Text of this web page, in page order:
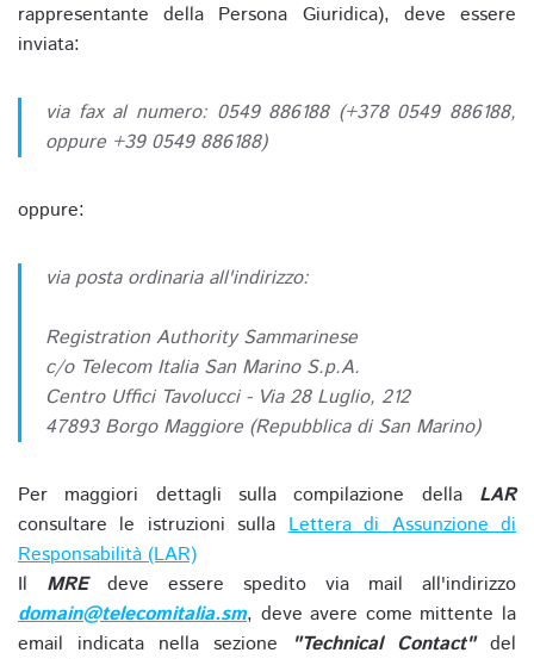
rappresentante della Persona Giuridica), deve essere
inviata:
via fax al numero: 0549 886188 (+378 0549 886188,
oppure +39 0549 886188)
oppure:
via posta ordinaria all'indirizzo:
Registration Authority Sammarinese
c/o Telecom Italia San Marino S.p.A.
Centro Uffici Tavolucci - Via 28 Luglio, 212
47893 Borgo Maggiore (Repubblica di San Marino)
Per maggiori dettagli sulla compilazione della LAR
consultare le istruzioni sullaLettera di Assunzione di
Responsabilità (LAR)
Il MREdeve essere spedito via mail all'indirizzo
domain@telecomitalia.sm, deve avere come mittente la
email indicata nella sezione
"Technical Contact"del